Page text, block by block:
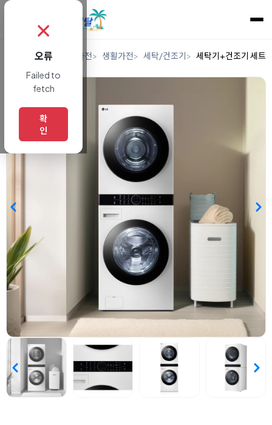
렌탈 디지털/가전 생활가전 세탁/건조기 세탁기+건조기 세트
✗
오류
Failed to
fetch
확
인